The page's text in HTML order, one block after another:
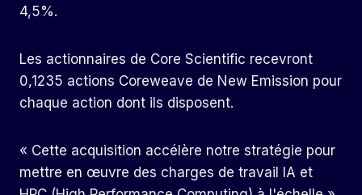
4,5%.
Les actionnaires de Core Scientific recevront
0,1235 actions Coreweave de New Emission pour
chaque action dont ils disposent.
« Cette acquisition accélère notre stratégie pour
mettre en œuvre des charges de travail IA et